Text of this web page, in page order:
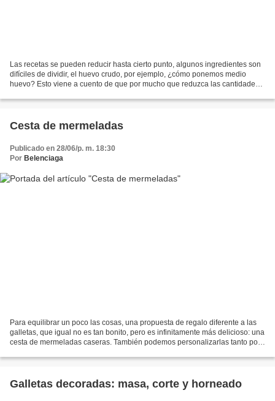
Las recetas se pueden reducir hasta cierto punto, algunos ingredientes son
difíciles de dividir, el huevo crudo, por ejemplo, ¿cómo ponemos medio
huevo? Esto viene a cuento de que por mucho que reduzca las cantidades
Cesta de mermeladas
Publicado en 28/06/p. m. 18:30
Por Belenciaga
Para equilibrar un poco las cosas, una propuesta de regalo diferente a las
galletas, que igual no es tan bonito, pero es infinitamente más delicioso: una
cesta de mermeladas caseras. También podemos personalizarlas tanto por
Galletas decoradas: masa, corte y horneado